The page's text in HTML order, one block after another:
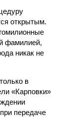
открытым.
фамилией,
никак не
в
«Карповки»
передаче